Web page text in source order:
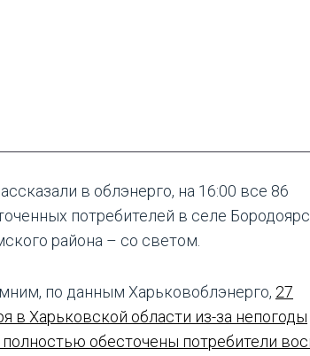
в облэнерго, на 16:00 все 86
потребителей в селе
района – со светом.
по данным Харьковоблэнерго, 27
в Харьковской области из-за непогоды
обесточены потребители